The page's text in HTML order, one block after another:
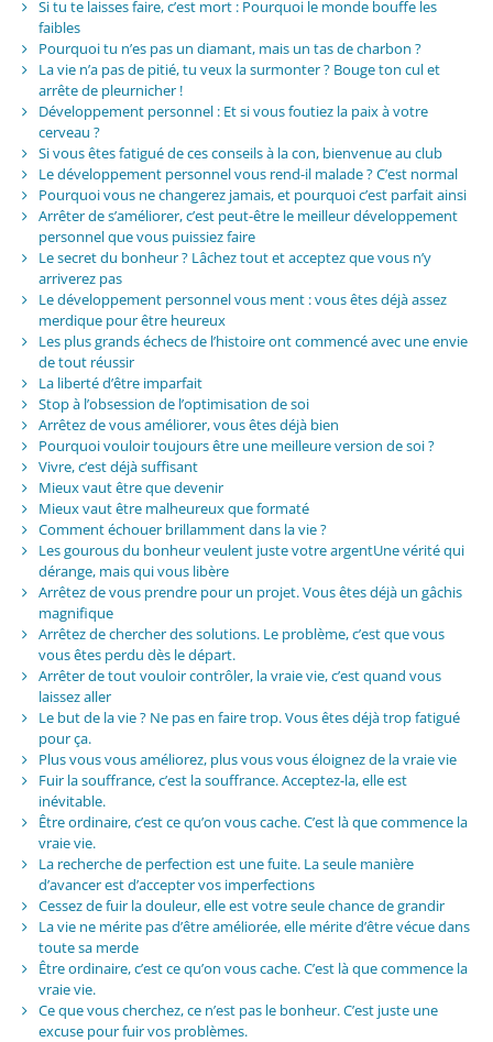
Si tu te laisses faire, c’est mort : Pourquoi le monde bouffe les
faibles
Pourquoi tu n’es pas un diamant, mais un tas de charbon ?
La vie n’a pas de pitié, tu veux la surmonter ? Bouge ton cul et
arrête de pleurnicher !
Développement personnel : Et si vous foutiez la paix à votre
cerveau ?
Si vous êtes fatigué de ces conseils à la con, bienvenue au club
Le développement personnel vous rend-il malade ? C’est normal
Pourquoi vous ne changerez jamais, et pourquoi c’est parfait ainsi
Arrêter de s’améliorer, c’est peut-être le meilleur développement
personnel que vous puissiez faire
Le secret du bonheur ? Lâchez tout et acceptez que vous n’y
arriverez pas
Le développement personnel vous ment : vous êtes déjà assez
merdique pour être heureux
Les plus grands échecs de l’histoire ont commencé avec une envie
de tout réussir
La liberté d’être imparfait
Stop à l’obsession de l’optimisation de soi
Arrêtez de vous améliorer, vous êtes déjà bien
Pourquoi vouloir toujours être une meilleure version de soi ?
Vivre, c’est déjà suffisant
Mieux vaut être que devenir
Mieux vaut être malheureux que formaté
Comment échouer brillamment dans la vie ?
Les gourous du bonheur veulent juste votre argentUne vérité qui
dérange, mais qui vous libère
Arrêtez de vous prendre pour un projet. Vous êtes déjà un gâchis
magnifique
Arrêtez de chercher des solutions. Le problème, c’est que vous
vous êtes perdu dès le départ.
Arrêter de tout vouloir contrôler, la vraie vie, c’est quand vous
laissez aller
Le but de la vie ? Ne pas en faire trop. Vous êtes déjà trop fatigué
pour ça.
Plus vous vous améliorez, plus vous vous éloignez de la vraie vie
Fuir la souffrance, c’est la souffrance. Acceptez-la, elle est
inévitable.
Être ordinaire, c’est ce qu’on vous cache. C’est là que commence la
vraie vie.
La recherche de perfection est une fuite. La seule manière
d’avancer est d’accepter vos imperfections
Cessez de fuir la douleur, elle est votre seule chance de grandir
La vie ne mérite pas d’être améliorée, elle mérite d’être vécue dans
toute sa merde
Être ordinaire, c’est ce qu’on vous cache. C’est là que commence la
vraie vie.
Ce que vous cherchez, ce n’est pas le bonheur. C’est juste une
excuse pour fuir vos problèmes.